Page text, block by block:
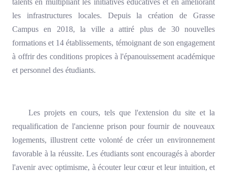
les infrastructures locales. Depuis la création de Grasse
Campus en 2018, la ville a attiré plus de 30 nouvelles
formations et 14 établissements, témoignant de son engagement
à offrir des conditions propices à l'épanouissement académique
et personnel des étudiants.
Les projets en cours, tels que l'extension du site et la
requalification de l'ancienne prison pour fournir de nouveaux
logements, illustrent cette volonté de créer un environnement
favorable à la réussite. Les étudiants sont encouragés à aborder
l'avenir avec optimisme, à écouter leur cœur et leur intuition, et